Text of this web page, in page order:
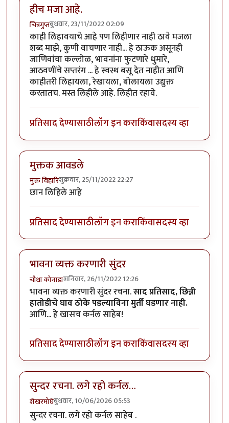
हीच मजा आहे.
चित्रगुप्तबुधवार, 23/11/2022 02:09
काही लिहावयाचे आहे पण लिहीणार नाही ठावे मजला
शब्द माझे, कुणी वाचणार नाही... हे ठाऊक असूनही
जाणिवांचा कल्लोळ, भावनांना फुटणारे धुमारे,
आठवणींचे सप्तरंग ... हे स्वस्थ बसू देत नाहीत आणि
काहीतरी लिहायला, रेखायला, बोलायला उद्युक्त
करतातच. मस्त लिहीले आहे. लिहीत रहावे.
प्रतिसाद देण्यासाठीलॉग इन कराकिंवासदस्य व्हा
मुक्तक आवडले
मुक्त विहारिशुक्रवार, 25/11/2022 22:27
छान लिहिले आहे
प्रतिसाद देण्यासाठीलॉग इन कराकिंवासदस्य व्हा
भावना व्यक्त करणारी सुंदर
चौथा कोनाडाशनिवार, 26/11/2022 12:26
भावना व्यक्त करणारी सुंदर रचना.साद प्रतिसाद, छिन्नी
हातोडीचे घाव ठोके पडल्याविना मुर्ती घडणार नाही.
आणि... हे खासच कर्नल साहेब!
प्रतिसाद देण्यासाठीलॉग इन कराकिंवासदस्य व्हा
सुन्दर रचना. लगे रहो कर्नल…
शेखरमोघेबुधवार, 10/06/2026 05:53
सुन्दर रचना. लगे रहो कर्नल साहेब .